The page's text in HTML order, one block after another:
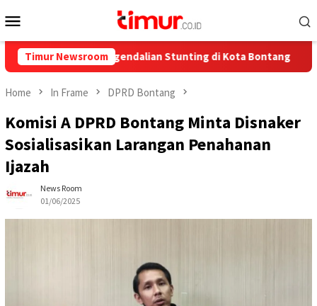
to
Menu
Timur Newsroom
untuk Pengendalian Stunting di Kota Bontang Catat
Home In Frame DPRD Bontang
Komisi A DPRD Bontang Minta Disnaker
Sosialisasikan Larangan Penahanan
Ijazah
News Room
01/06/2025